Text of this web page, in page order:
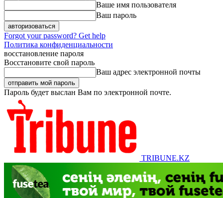
Ваше имя пользователя
Ваш пароль
Forgot your password? Get help
Политика конфиденциальности
восстановление пароля
Восстановите свой пароль
Ваш адрес электронной почты
Пароль будет выслан Вам по электронной почте.
TRIBUNE.KZ